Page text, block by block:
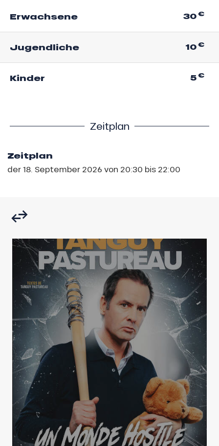
Erwachsene 30€
Jugendliche 10€
Kinder 5€
Zeitplan
Zeitplan
der18. September 2026 von 20:30 bis 22:00